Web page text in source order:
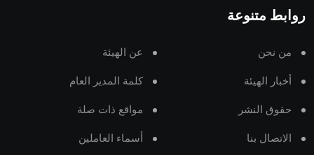
روابط متنوعة
من نحن عن الهيئة
أخبار الهيئة كلمة المدير العام
حقوق النشر مواقع ذات صلة
الاتصال بنا أسماء العاملين